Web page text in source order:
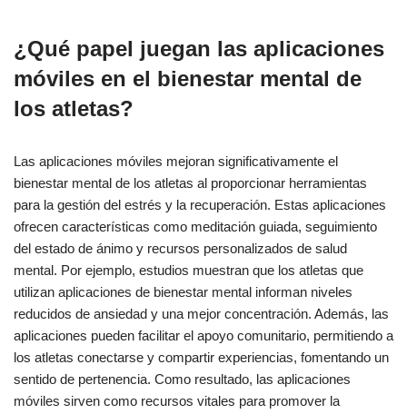
¿Qué papel juegan las aplicaciones
móviles en el bienestar mental de
los atletas?
Las aplicaciones móviles mejoran significativamente el
bienestar mental de los atletas al proporcionar herramientas
para la gestión del estrés y la recuperación. Estas aplicaciones
ofrecen características como meditación guiada, seguimiento
del estado de ánimo y recursos personalizados de salud
mental. Por ejemplo, estudios muestran que los atletas que
utilizan aplicaciones de bienestar mental informan niveles
reducidos de ansiedad y una mejor concentración. Además, las
aplicaciones pueden facilitar el apoyo comunitario, permitiendo a
los atletas conectarse y compartir experiencias, fomentando un
sentido de pertenencia. Como resultado, las aplicaciones
móviles sirven como recursos vitales para promover la